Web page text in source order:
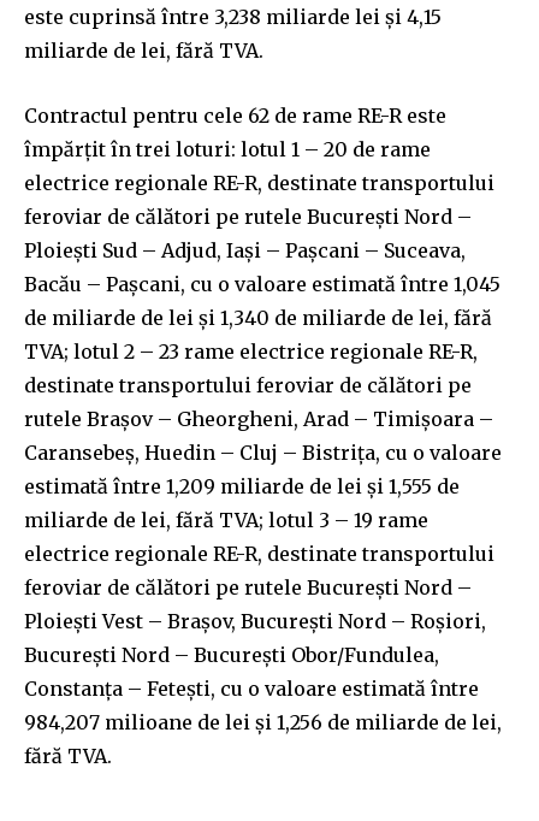
este cuprinsă între 3,238 miliarde lei şi 4,15
miliarde de lei, fără TVA.
Contractul pentru cele 62 de rame RE-R este
împărţit în trei loturi: lotul 1 – 20 de rame
electrice regionale RE-R, destinate transportului
feroviar de călători pe rutele Bucureşti Nord –
Ploieşti Sud – Adjud, Iaşi – Paşcani – Suceava,
Bacău – Paşcani, cu o valoare estimată între 1,045
de miliarde de lei şi 1,340 de miliarde de lei, fără
TVA; lotul 2 – 23 rame electrice regionale RE-R,
destinate transportului feroviar de călători pe
rutele Braşov – Gheorgheni, Arad – Timişoara –
Caransebeş, Huedin – Cluj – Bistriţa, cu o valoare
estimată între 1,209 miliarde de lei şi 1,555 de
miliarde de lei, fără TVA; lotul 3 – 19 rame
electrice regionale RE-R, destinate transportului
feroviar de călători pe rutele Bucureşti Nord –
Ploieşti Vest – Braşov, Bucureşti Nord – Roşiori,
Bucureşti Nord – Bucureşti Obor/Fundulea,
Constanţa – Feteşti, cu o valoare estimată între
984,207 milioane de lei şi 1,256 de miliarde de lei,
fără TVA.